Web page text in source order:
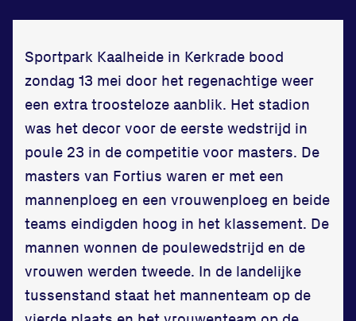
Zet een personal record
in onze gym
Fitness
Updates
Atleten
Vereniging
Sportpark Kaalheide in Kerkrade bood
zondag 13 mei door het regenachtige weer
een extra troosteloze aanblik. Het stadion
was het decor voor de eerste wedstrijd in
poule 23 in de competitie voor masters. De
masters van Fortius waren er met een
mannenploeg en een vrouwenploeg en beide
teams eindigden hoog in het klassement. De
mannen wonnen de poulewedstrijd en de
vrouwen werden tweede. In de landelijke
tussenstand staat het mannenteam op de